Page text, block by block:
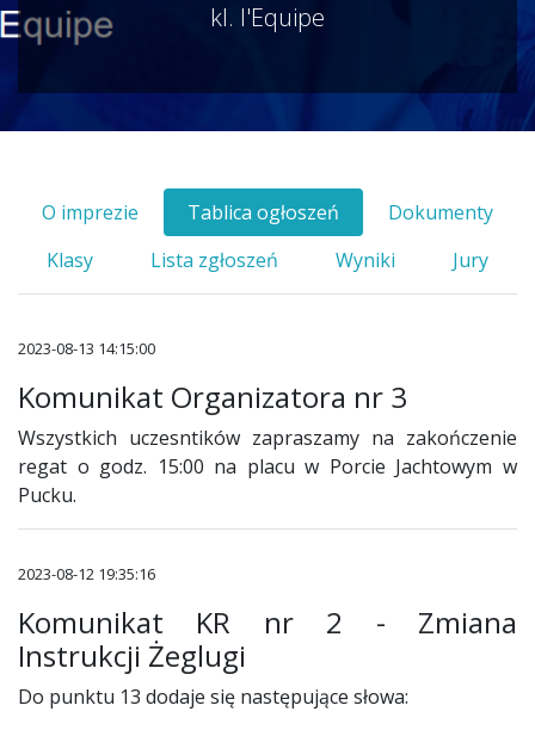
kl. l'Equipe
O imprezie Tablica ogłoszeń
Dokumenty
Klasy
Lista zgłoszeń Wyniki Jury
2023-08-13 14:15:00
Komunikat Organizatora nr 3
Wszystkich uczesntików zapraszamy na zakończenie
regat o godz. 15:00 na placu w Porcie Jachtowym w
Pucku.
2023-08-12 19:35:16
Komunikat KR nr 2 - Zmiana
Instrukcji Żeglugi
Do punktu 13 dodaje się następujące słowa: